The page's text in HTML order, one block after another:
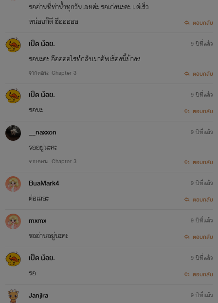
E-mail : a.yupiam@hotmail.com
รออ่านที่ท่าน้ำทุกวันเลยค่ะ รอเก่งนะคะ แต่เร็ว
หน่อยก็ดี ฮือออออ
ตอบกลับ
เป็ด น้อย.
รอนะคะ ฮืออออไรท์กลับมาอัพเรื่องนี้บ้างง
จากตอน: Chapter 3
9 ปีที่แล้ว
ตอบกลับ
เป็ด น้อย.
รอนะ
9 ปีที่แล้ว
ตอบกลับ
__naxxon
รออยู่นะคะ
จากตอน: Chapter 3
9 ปีที่แล้ว
ตอบกลับ
BuaMark4
ต่อเถอะ
9 ปีที่แล้ว
ตอบกลับ
mxmx
รออ่านอยู่นะคะ
9 ปีที่แล้ว
ตอบกลับ
เป็ด น้อย.
รอ
9 ปีที่แล้ว
ตอบกลับ
Janjira
9 ปีที่แล้ว